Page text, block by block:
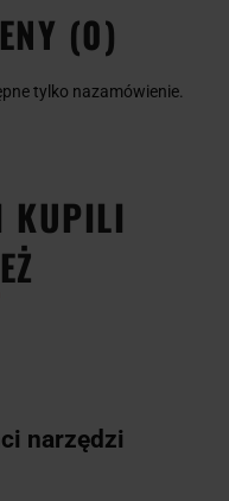
(0)
tylko nazamówienie.
KUPILI
narzędzi